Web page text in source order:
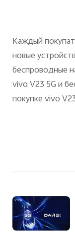
Каждый
новые
беспроводные
vivo V23 5G и
покупке vivo